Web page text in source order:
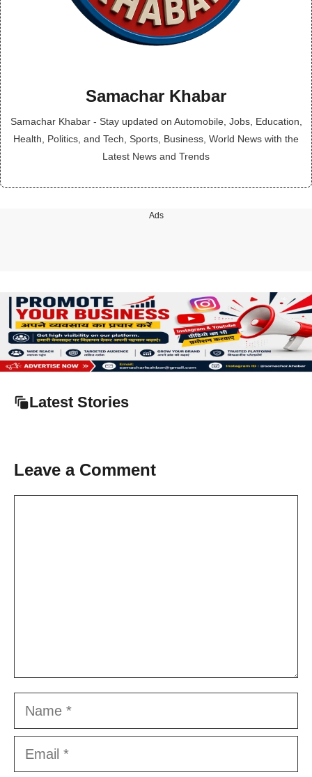
Samachar Khabar
Samachar Khabar - Stay updated on Automobile, Jobs, Education,
Health, Politics, and Tech, Sports, Business, World News with the
Latest News and Trends
Ads
Latest Stories
Leave a Comment
Name
Email